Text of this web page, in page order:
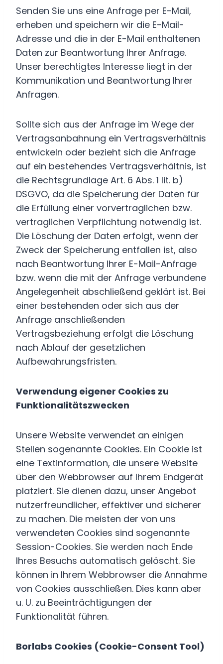
Senden Sie uns eine Anfrage per E-Mail,
erheben und speichern wir die E-Mail-
Adresse und die in der E-Mail enthaltenen
Daten zur Beantwortung Ihrer Anfrage.
Unser berechtigtes Interesse liegt in der
Kommunikation und Beantwortung Ihrer
Anfragen.
Sollte sich aus der Anfrage im Wege der
Vertragsanbahnung ein Vertragsverhältnis
entwickeln oder bezieht sich die Anfrage
auf ein bestehendes Vertragsverhältnis, ist
die Rechtsgrundlage Art. 6 Abs. 1 lit. b)
DSGVO, da die Speicherung der Daten für
die Erfüllung einer vorvertraglichen bzw.
vertraglichen Verpflichtung notwendig ist.
Die Löschung der Daten erfolgt, wenn der
Zweck der Speicherung entfallen ist, also
nach Beantwortung Ihrer E-Mail-Anfrage
bzw. wenn die mit der Anfrage verbundene
Angelegenheit abschließend geklärt ist. Bei
einer bestehenden oder sich aus der
Anfrage anschließenden
Vertragsbeziehung erfolgt die Löschung
nach Ablauf der gesetzlichen
Aufbewahrungsfristen.
Verwendung eigener Cookies zu
Funktionalitätszwecken
Unsere Website verwendet an einigen
Stellen sogenannte Cookies. Ein Cookie ist
eine Textinformation, die unsere Website
über den Webbrowser auf Ihrem Endgerät
platziert. Sie dienen dazu, unser Angebot
nutzerfreundlicher, effektiver und sicherer
zu machen. Die meisten der von uns
verwendeten Cookies sind sogenannte
Session-Cookies. Sie werden nach Ende
Ihres Besuchs automatisch gelöscht. Sie
können in Ihrem Webbrowser die Annahme
von Cookies ausschließen. Dies kann aber
u. U. zu Beeinträchtigungen der
Funktionalität führen.
Borlabs Cookies (Cookie-Consent Tool)